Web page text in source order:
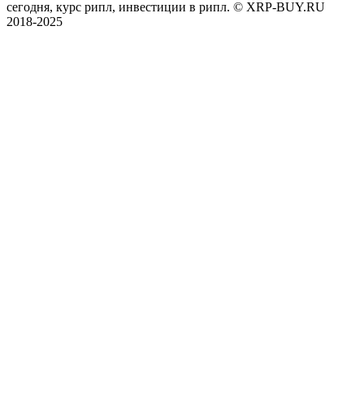
сегодня, курс рипл, инвестиции в рипл. © XRP-BUY.RU
2018-2025